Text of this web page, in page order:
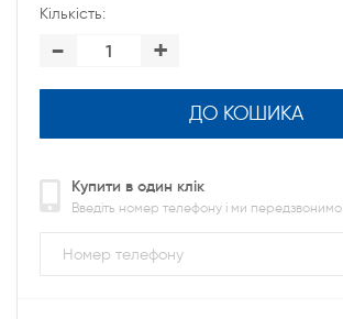
Кількість:
- +
ДО КОШИКА
Купити в один клік
Введіть номер телефону і ми передзвонимо